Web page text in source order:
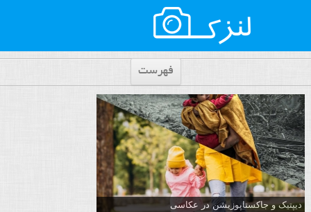
فهرست
دیپتیک و جاکستا‌پوزیشن در عکاسی